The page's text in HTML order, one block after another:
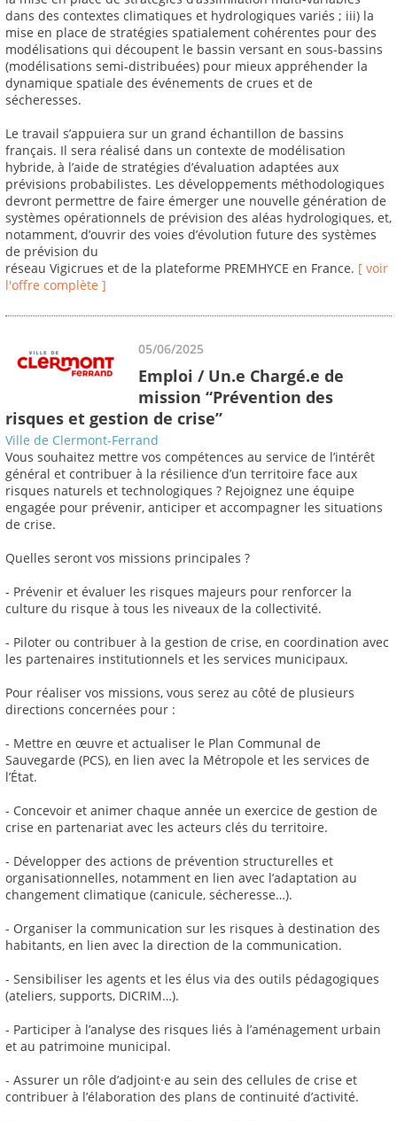
dans des contextes climatiques et hydrologiques variés ; iii) la
mise en place de stratégies spatialement cohérentes pour des
modélisations qui découpent le bassin versant en sous-bassins
(modélisations semi-distribuées) pour mieux appréhender la
dynamique spatiale des événements de crues et de
sécheresses.
Le travail s’appuiera sur un grand échantillon de bassins
français. Il sera réalisé dans un contexte de modélisation
hybride, à l’aide de stratégies d’évaluation adaptées aux
prévisions probabilistes. Les développements méthodologiques
devront permettre de faire émerger une nouvelle génération de
systèmes opérationnels de prévision des aléas hydrologiques, et,
notamment, d’ouvrir des voies d’évolution future des systèmes
de prévision du
réseau Vigicrues et de la plateforme PREMHYCE en France. [ voir
l'offre complète ]
05/06/2025
Emploi / Un.e Chargé.e de
mission “Prévention des
risques et gestion de crise”
Ville de Clermont-Ferrand
Vous souhaitez mettre vos compétences au service de l’intérêt
général et contribuer à la résilience d’un territoire face aux
risques naturels et technologiques ? Rejoignez une équipe
engagée pour prévenir, anticiper et accompagner les situations
de crise.
Quelles seront vos missions principales ?
- Prévenir et évaluer les risques majeurs pour renforcer la
culture du risque à tous les niveaux de la collectivité.
- Piloter ou contribuer à la gestion de crise, en coordination avec
les partenaires institutionnels et les services municipaux.
Pour réaliser vos missions, vous serez au côté de plusieurs
directions concernées pour :
- Mettre en œuvre et actualiser le Plan Communal de
Sauvegarde (PCS), en lien avec la Métropole et les services de
l’État.
- Concevoir et animer chaque année un exercice de gestion de
crise en partenariat avec les acteurs clés du territoire.
- Développer des actions de prévention structurelles et
organisationnelles, notamment en lien avec l’adaptation au
changement climatique (canicule, sécheresse…).
- Organiser la communication sur les risques à destination des
habitants, en lien avec la direction de la communication.
- Sensibiliser les agents et les élus via des outils pédagogiques
(ateliers, supports, DICRIM…).
- Participer à l’analyse des risques liés à l’aménagement urbain
et au patrimoine municipal.
- Assurer un rôle d’adjoint·e au sein des cellules de crise et
contribuer à l’élaboration des plans de continuité d’activité.